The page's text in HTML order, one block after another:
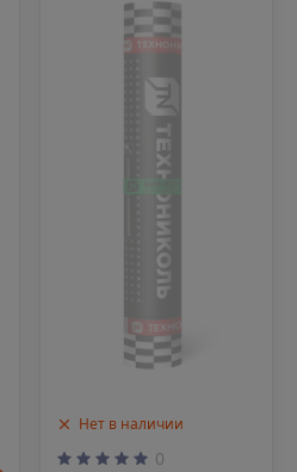
Нет в наличии
0